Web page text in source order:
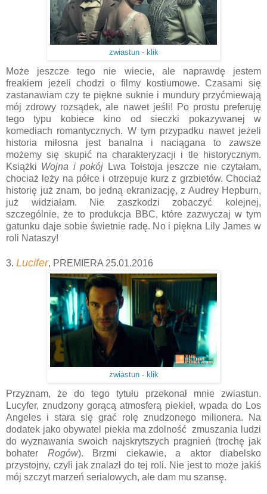
zwiastun - klik
Może jeszcze tego nie wiecie, ale naprawdę jestem
freakiem jeżeli chodzi o filmy kostiumowe. Czasami się
zastanawiam czy te piękne suknie i mundury przyćmiewają
mój zdrowy rozsądek, ale nawet jeśli! Po prostu preferuję
tego typu kobiece kino od sieczki pokazywanej w
komediach romantycznych. W tym przypadku nawet jeżeli
historia miłosna jest banalna i naciągana to zawsze
możemy się skupić na charakteryzacji i tle historycznym.
Książki Wojna i pokój
Lwa Tołstoja jeszcze nie czytałam,
chociaż leży na półce i otrzepuje kurz z grzbietów. Chociaż
historię już znam, bo jedną ekranizację, z Audrey Hepburn,
już widziałam. Nie zaszkodzi zobaczyć kolejnej,
szczególnie, że to produkcja BBC, które zazwyczaj w tym
gatunku daje sobie świetnie radę. No i piękna Lily James w
roli Nataszy!
3. Lucifer, PREMIERA 25.01.2016
zwiastun - klik
Przyznam, że do tego tytułu przekonał mnie zwiastun.
Lucyfer, znudzony gorącą atmosferą piekieł, wpada do Los
Angeles i stara się grać rolę znudzonego milionera. Na
dodatek jako obywatel piekła ma zdolność zmuszania ludzi
do wyznawania swoich najskrytszych pragnień (trochę jak
bohater Rogów). Brzmi ciekawie, a aktor diabelsko
przystojny, czyli jak znalazł do tej roli. Nie jest to może jakiś
mój szczyt marzeń serialowych, ale dam mu szansę.